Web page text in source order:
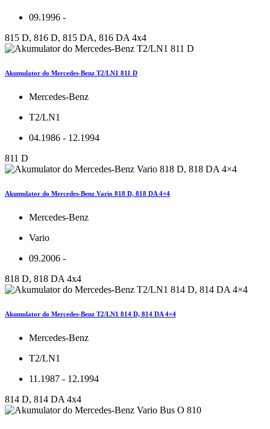
09.1996 -
815 D, 816 D, 815 DA, 816 DA 4x4
Akumulator do Mercedes-Benz T2/LN1 811 D
Mercedes-Benz
T2/LN1
04.1986 - 12.1994
811 D
Akumulator do Mercedes-Benz Vario 818 D, 818 DA 4×4
Mercedes-Benz
Vario
09.2006 -
818 D, 818 DA 4x4
Akumulator do Mercedes-Benz T2/LN1 814 D, 814 DA 4×4
Mercedes-Benz
T2/LN1
11.1987 - 12.1994
814 D, 814 DA 4x4